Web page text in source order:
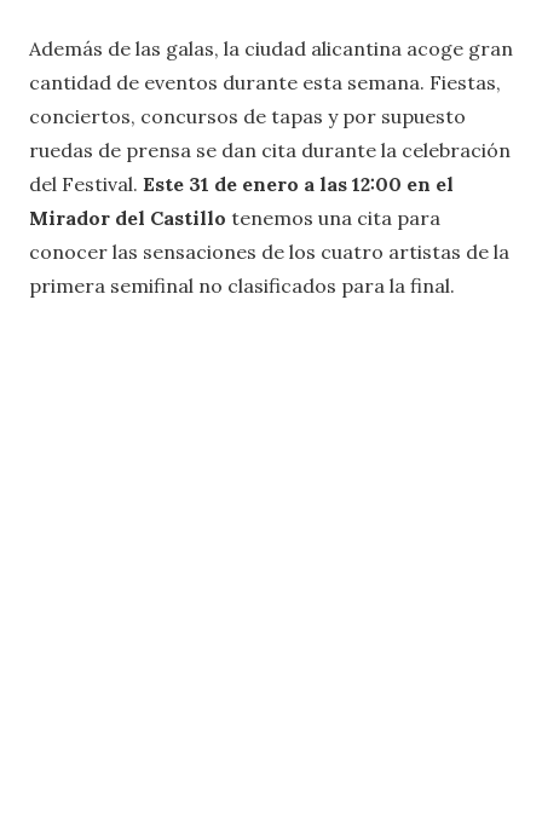
Además de las galas, la ciudad alicantina acoge gran
cantidad de eventos durante esta semana. Fiestas,
conciertos, concursos de tapas y por supuesto
ruedas de prensa se dan cita durante la celebración
del Festival. Este 31 de enero a las 12:00 en el
Mirador del Castillo tenemos una cita para
conocer las sensaciones de los cuatro artistas de la
primera semifinal no clasificados para la final.